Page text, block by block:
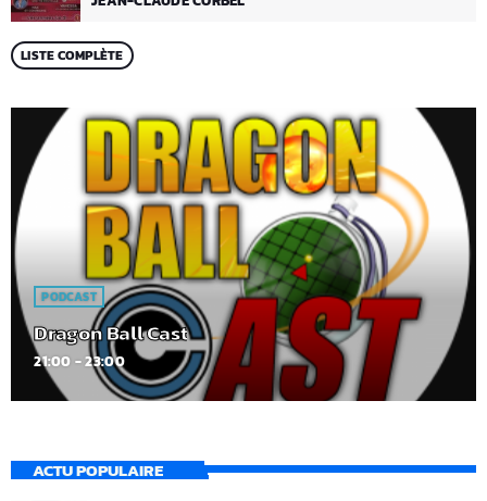
LISTE COMPLÈTE
PODCAST
Dragon Ball Cast
21:00 - 23:00
ACTU POPULAIRE